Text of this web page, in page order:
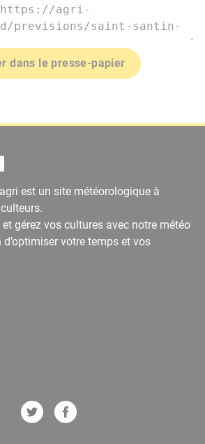
dans le presse-papier
est un site météorologique à
gérez vos cultures avec notre météo
d’optimiser votre temps et vos